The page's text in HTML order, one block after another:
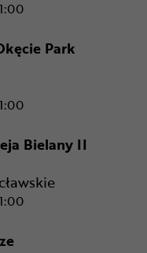
Park
- CH Okęcie
Bielany II
- CH Aleja